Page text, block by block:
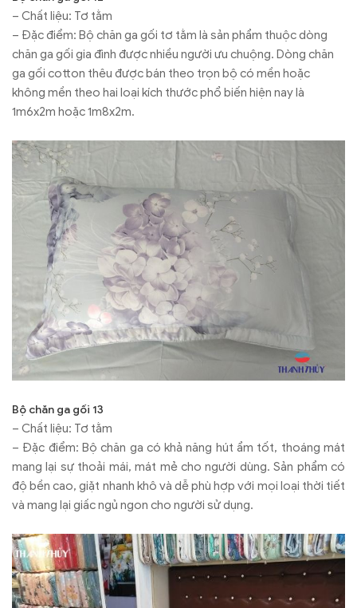
– Chất liệu: Tơ tằm
– Đặc điểm: Bộ chăn ga gối tơ tằm là sản phẩm thuộc dòng
chăn ga gối gia đình được nhiều người ưu chuộng. Dòng chăn
ga gối cotton thêu được bán theo trọn bộ có mền hoặc
không mền theo hai loại kích thước phổ biến hiện nay là
1m6x2m hoặc 1m8x2m.
Bộ chăn ga gối 13
– Chất liệu: Tơ tằm
– Đặc điểm: Bộ chăn ga có khả năng hút ẩm tốt, thoáng mát
mang lại sự thoải mái, mát mẻ cho người dùng. Sản phẩm có
độ bền cao, giặt nhanh khô và dễ phù hợp với mọi loại thời tiết
và mang lại giấc ngủ ngon cho người sử dụng.